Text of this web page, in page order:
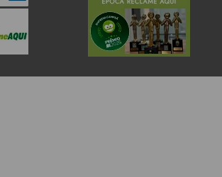
todo o Brasil. Não importa a distância, escolha uma
flores para presente e nós entregamos no endereço
no mesmo dia.
com você nas melhores lembranças.